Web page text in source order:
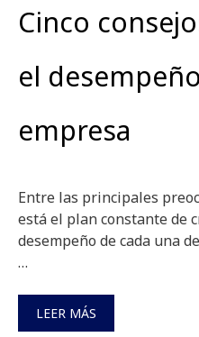
Cinco
el
empresa
Entre las principales
está el plan constante de
desempeño de cada una
…
LEER MÁS